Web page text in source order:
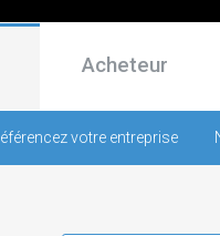
Acheteur
votre entreprise